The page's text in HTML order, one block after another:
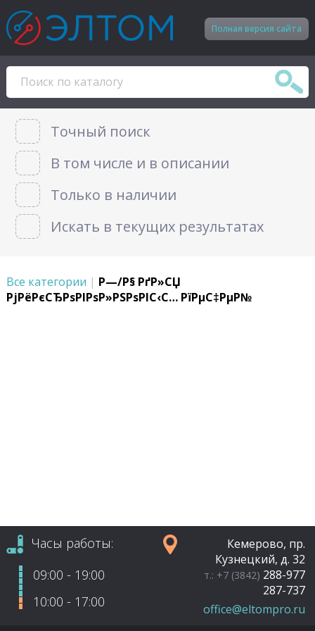
Полная версия сайта
Точный поиск
В том числе и в описании
Только в наличии
Искать в текущих результатах
Все категории | Р—/Р§ РґР»СЏ
РјРёРєСЂРѕРІРѕР»РЅРѕРІС‹С… РїРµС‡РµР№
Часы работы:
09:00 - 19:00
10:00 - 17:00
Кемерово, пр.
Кузнецкий, д. 32
т.: +7 (3842) 288-977
287-737
office@eltompro.ru